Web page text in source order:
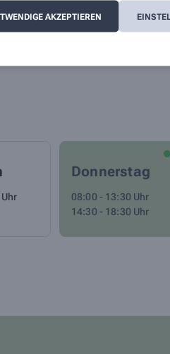
AKZEPTIEREN
Donnerstag
08:00 - 13:30 Uhr
14:30 - 18:30 Uhr